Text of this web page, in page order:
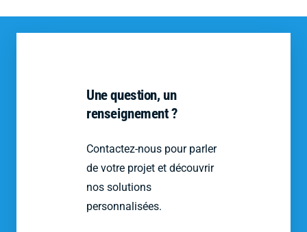
Une question, un
renseignement ?
Contactez-nous pour parler
de votre projet et découvrir
nos solutions
personnalisées.